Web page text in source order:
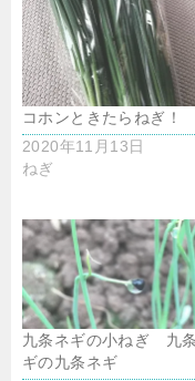
コホンときたらねぎ！
2020年11月13日
ねぎ
九条ネギの小ねぎ 九
ギの九条ネギ